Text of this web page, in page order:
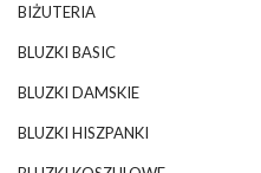
BIŻUTERIA
BLUZKI BASIC
BLUZKI DAMSKIE
BLUZKI HISZPANKI